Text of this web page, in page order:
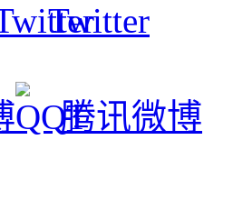
Twitter
腾讯微博